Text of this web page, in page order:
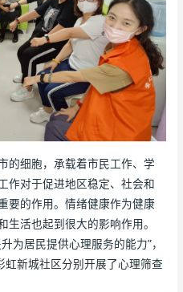
的细胞，承载着市民工作、学
作对于促进地区稳定、社会和
要的作用。情绪健康作为健康
活也起到很大的影响作用。
为居民提供心理服务的能力”，
新城社区分别开展了心理筛查